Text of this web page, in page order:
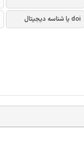
doi یا شناسه دیجیتال